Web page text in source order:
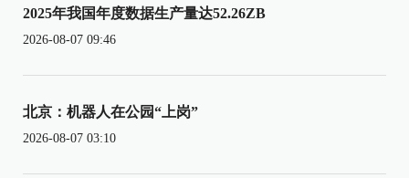
2025年我国年度数据生产量达52.26ZB
2026-08-07 09:46
北京：机器人在公园“上岗”
2026-08-07 03:10